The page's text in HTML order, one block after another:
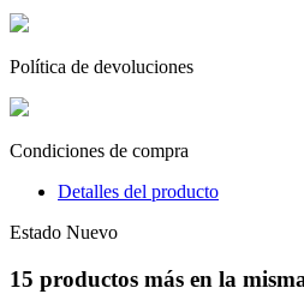
Política de devoluciones
Condiciones de compra
Detalles del producto
Estado Nuevo
15 productos más en la